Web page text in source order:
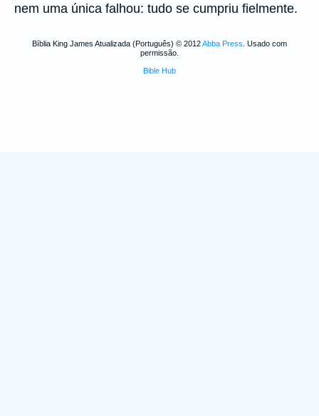
nem uma única falhou: tudo se cumpriu fielmente.
Bíblia King James Atualizada (Português) © 2012Abba Press . Usado com
permissão.
Bible Hub